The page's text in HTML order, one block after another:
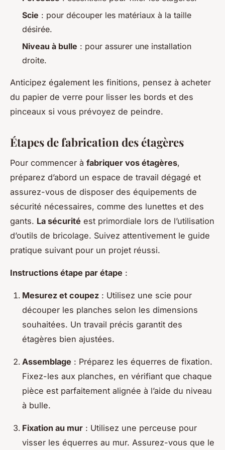
Scie : pour découper les matériaux à la taille
désirée.
Niveau à bulle : pour assurer une installation
droite.
Anticipez également les finitions, pensez à acheter
du papier de verre pour lisser les bords et des
pinceaux si vous prévoyez de peindre.
Étapes de fabrication des étagères
Pour commencer à fabriquer vos étagères,
préparez d’abord un espace de travail dégagé et
assurez-vous de disposer des équipements de
sécurité nécessaires, comme des lunettes et des
gants. La sécurité est primordiale lors de l’utilisation
d’outils de bricolage. Suivez attentivement le guide
pratique suivant pour un projet réussi.
Instructions étape par étape :
Mesurez et coupez : Utilisez une scie pour
découper les planches selon les dimensions
souhaitées. Un travail précis garantit des
étagères bien ajustées.
Assemblage : Préparez les équerres de fixation.
Fixez-les aux planches, en vérifiant que chaque
pièce est parfaitement alignée à l’aide du niveau
à bulle.
Fixation au mur : Utilisez une perceuse pour
visser les équerres au mur. Assurez-vous que le